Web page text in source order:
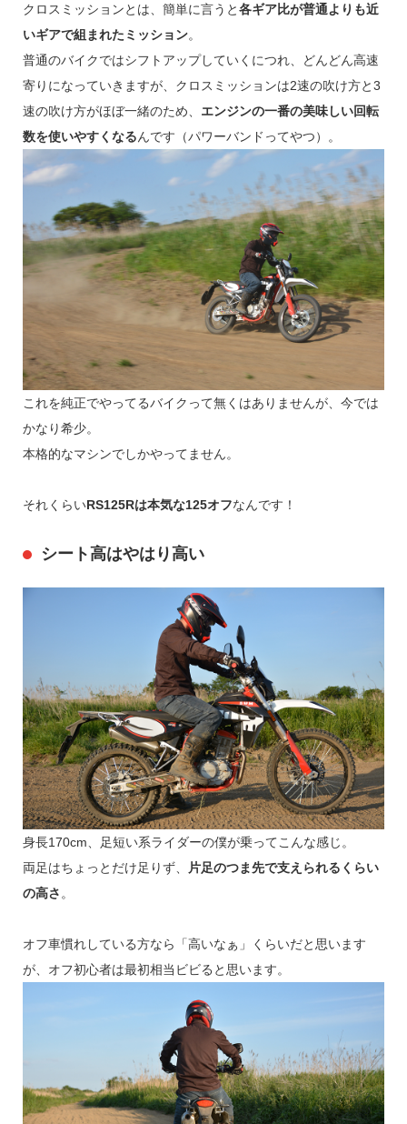
クロスミッションとは、簡単に言うと各ギア比が普通よりも近
いギアで組まれたミッション。
普通のバイクではシフトアップしていくにつれ、どんどん高速
寄りになっていきますが、クロスミッションは2速の吹け方と3
速の吹け方がほぼ一緒のため、 エンジンの一番の美味しい回転
数を使いやすくなるんです（パワーバンドってやつ）。
これを純正でやってるバイクって無くはありませんが、今では
かなり希少。
本格的なマシンでしかやってません。
それくらいRS125Rは本気な125オフなんです！
シート高はやはり高い
身長170cm、足短い系ライダーの僕が乗ってこんな感じ。
両足はちょっとだけ足りず、
片足のつま先で支えられるくらい
の高さ 。
オフ車慣れしている方なら「高いなぁ」くらいだと思います
が、オフ初心者は最初相当ビビると思います。